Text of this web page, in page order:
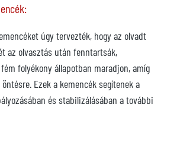
úgy tervezték, hogy az olvadt
az olvasztás után fenntartsák,
folyékony állapotban maradjon, amíg
Ezek a kemencék segítenek a
és stabilizálásában a további